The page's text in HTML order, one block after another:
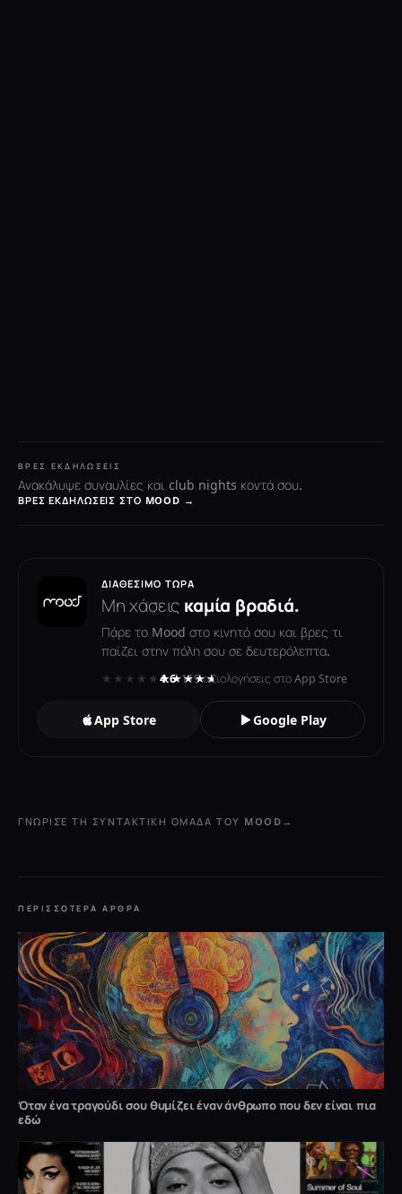
ΒΡΕΣ ΕΚΔΗΛΏΣΕΙΣ
Ανακάλυψε συναυλίες και club nights κοντά σου.
ΒΡΕΣ ΕΚΔΗΛΏΣΕΙΣ ΣΤΟ MOOD →
ΔΙΑΘΈΣΙΜΟ ΤΏΡΑ
Μη χάσεις καμία βραδιά.
Πάρε το Mood στο κινητό σου και βρες τι
παίζει στην πόλη σου σε δευτερόλεπτα.
★★★★★★★★★★
4.6· 119 αξιολογήσεις στο App Store
App Store Google Play
ΓΝΏΡΙΣΕ ΤΗ ΣΥΝΤΑΚΤΙΚΉ ΟΜΆΔΑ ΤΟΥ MOOD →
ΠΕΡΙΣΣΌΤΕΡΑ ΆΡΘΡΑ
Όταν ένα τραγούδι σου θυμίζει έναν άνθρωπο που δεν είναι πια
εδώ